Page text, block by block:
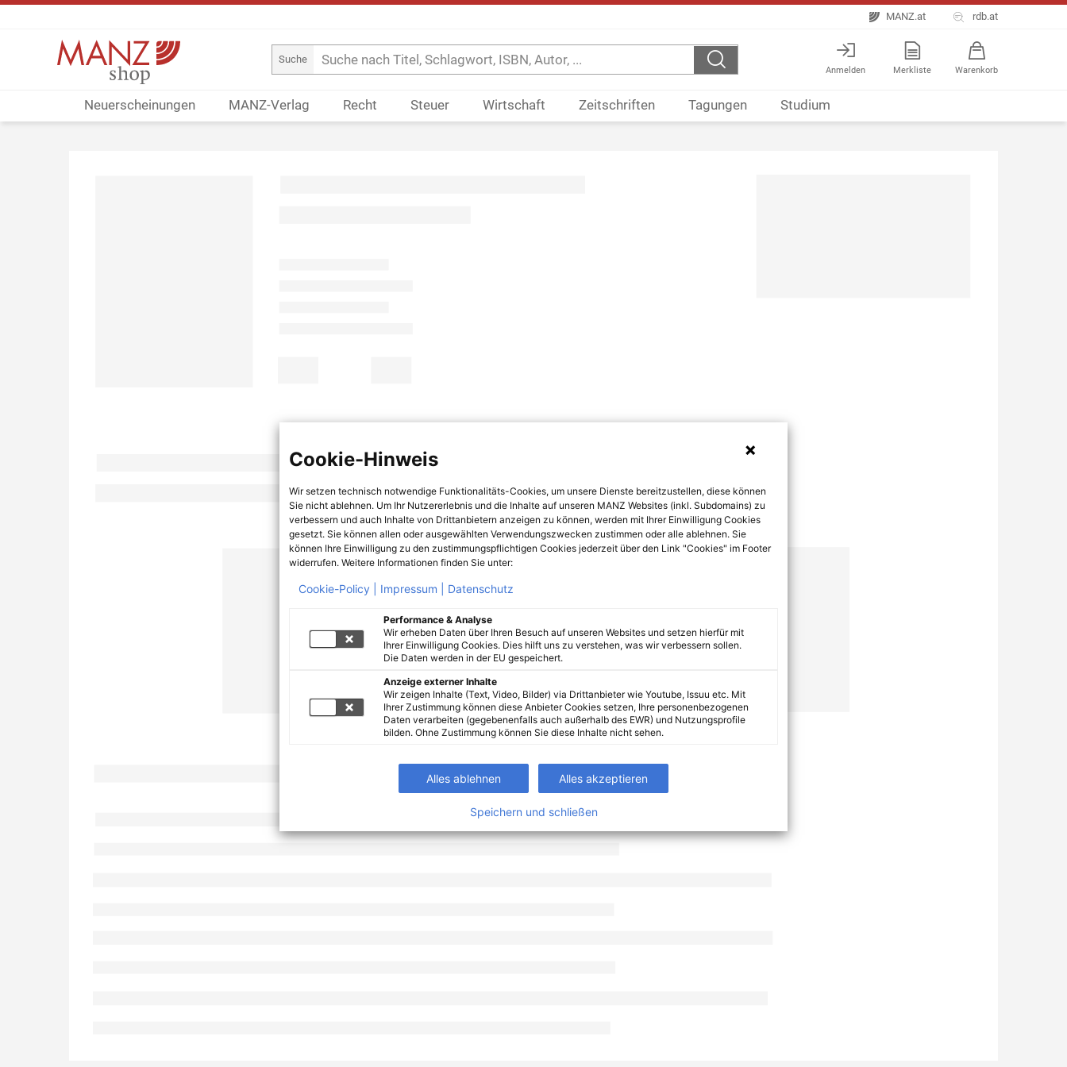
MANZ.at rdb.at
Suche
Anmelden Merkliste Warenkorb
Neuerscheinungen MANZ-Verlag Recht Steuer Wirtschaft Zeitschriften Tagungen Studium
Cookie-Hinweis
Wir setzen technisch notwendige Funktionalitäts-Cookies, um unsere Dienste bereitzustellen, diese können
Sie nicht ablehnen. Um Ihr Nutzererlebnis und die Inhalte auf unseren MANZ Websites (inkl. Subdomains) zu
verbessern und auch Inhalte von Drittanbietern anzeigen zu können, werden mit Ihrer Einwilligung Cookies
gesetzt. Sie können allen oder ausgewählten Verwendungszwecken zustimmen oder alle ablehnen. Sie
können Ihre Einwilligung zu den zustimmungspflichtigen Cookies jederzeit über den Link "Cookies" im Footer
widerrufen. Weitere Informationen finden Sie unter:
Cookie-Policy | Impressum | Datenschutz
Performance & Analyse
Wir erheben Daten über Ihren Besuch auf unseren Websites und setzen hierfür mit
Ihrer Einwilligung Cookies. Dies hilft uns zu verstehen, was wir verbessern sollen.
Die Daten werden in der EU gespeichert.
Anzeige externer Inhalte
Wir zeigen Inhalte (Text, Video, Bilder) via Drittanbieter wie Youtube, Issuu etc. Mit
Ihrer Zustimmung können diese Anbieter Cookies setzen, Ihre personenbezogenen
Daten verarbeiten (gegebenenfalls auch außerhalb des EWR) und Nutzungsprofile
bilden. Ohne Zustimmung können Sie diese Inhalte nicht sehen.
Alles ablehnen Alles akzeptieren
Speichern und schließen